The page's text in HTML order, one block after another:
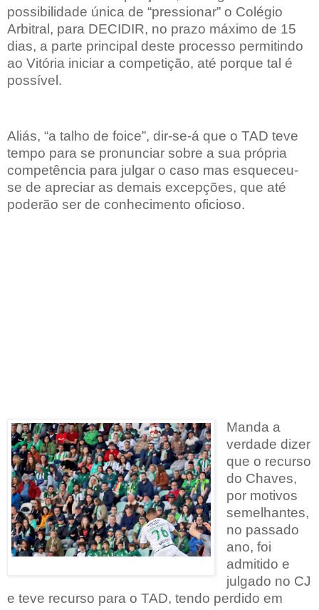
possibilidade única de “pressionar” o Colégio
Arbitral, para DECIDIR, no prazo máximo de 15
dias, a parte principal deste processo permitindo
ao Vitória iniciar a competição, até porque tal é
possível.
Aliás, “a talho de foice”, dir-se-á que o TAD teve
tempo para se pronunciar sobre a sua própria
competência para julgar o caso mas esqueceu-
se de apreciar as demais excepções, que até
poderão ser de conhecimento oficioso.
Manda a
verdade dizer
que o recurso
do Chaves,
por motivos
semelhantes,
no passado
ano, foi
admitido e
julgado no CJ
e teve recurso para o TAD, tendo perdido em